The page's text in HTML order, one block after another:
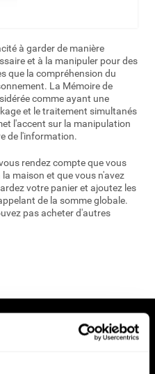
à garder de manière
et à la manipuler pour des
que la compréhension du
La Mémoire de
comme ayant une
et le traitement simultanés
l'accent sur la manipulation
de l'information.
rendez compte que vous
maison et que vous n'avez
votre panier et ajoutez les
de la somme globale.
pas acheter d'autres